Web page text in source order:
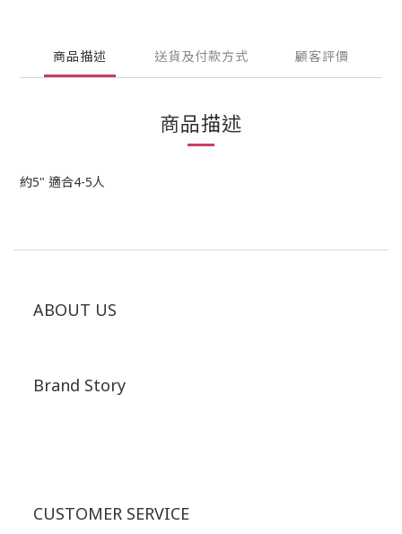
商品描述 送貨及付款方式 顧客評價
商品描述
約5" 適合4-5人
ABOUT US
Brand Story
CUSTOMER SERVICE